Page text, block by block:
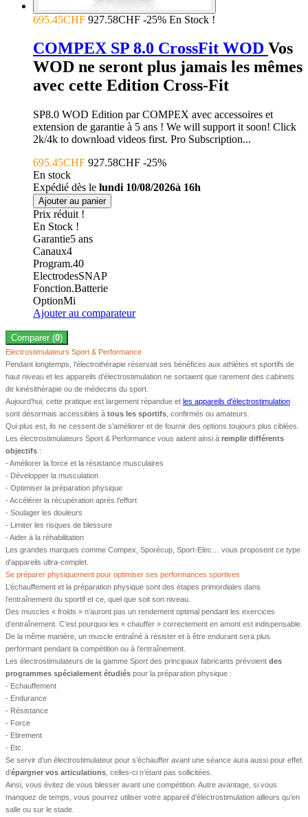
695.45CHF 927.58CHF -25% En Stock !
COMPEX SP 8.0 CrossFit WOD Vos
WOD ne seront plus jamais les mêmes
avec cette Edition Cross-Fit
SP8.0 WOD Edition par COMPEX avec accessoires et
extension de garantie à 5 ans ! We will support it soon! Click
2k/4k to download videos first. Pro Subscription...
695.45CHF 927.58CHF -25%
En stock
Expédié dès le lundi 10/08/2026à 16h
Ajouter au panier
Prix réduit !
En Stock !
Garantie5 ans
Canaux4
Program.40
ElectrodesSNAP
Fonction.Batterie
OptionMi
Ajouter au comparateur
Comparer (0)
Electrostimulateurs Sport & Performance
Pendant longtemps, l’électrothérapie réservait ses bénéfices aux athlètes et sportifs de
haut niveau et les appareils d’électrostimulation ne sortaient que rarement des cabinets
de kinésithérapie ou de médecins du sport.
Aujourd’hui, cette pratique est largement répandue et les appareils d'électrostimulation
sont désormais accessibles à tous les sportifs , confirmés ou amateurs.
Qui plus est, ils ne cessent de s’améliorer et de fournir des options toujours plus ciblées.
Les électrostimulateurs Sport & Performance vous aident ainsi à remplir différents
objectifs :
- Améliorer la force et la résistance musculaires
- Développer la musculation
- Optimiser la préparation physique
- Accélérer la récupération après l’effort
- Soulager les douleurs
- Limiter les risques de blessure
- Aider à la réhabilitation
Les grandes marques comme Compex, Sporécup, Sport-Elec… vous proposent ce type
d’appareils ultra-complet.
Se préparer physiquement pour optimiser ses performances sportives
L’échauffement et la préparation physique sont des étapes primordiales dans
l’entraînement du sportif et ce, quel que soit son niveau.
Des muscles « froids » n’auront pas un rendement optimal pendant les exercices
d’entraînement. C’est pourquoi les « chauffer » correctement en amont est indispensable.
De la même manière, un muscle entraîné à résister et à être endurant sera plus
performant pendant la compétition ou à l’entraînement.
Les électrostimulateurs de la gamme Sport des principaux fabricants prévoient des
programmes spécialement étudiés pour la préparation physique :
- Echauffement
- Endurance
- Résistance
- Force
- Etirement
- Etc.
Se servir d’un électrostimulateur pour s’échauffer avant une séance aura aussi pour effet
d’épargner vos articulations , celles-ci n’étant pas sollicitées.
Ainsi, vous évitez de vous blesser avant une compétition. Autre avantage, si vous
manquez de temps, vous pourrez utiliser votre appareil d’électrostimulation ailleurs qu’en
salle ou sur le stade.